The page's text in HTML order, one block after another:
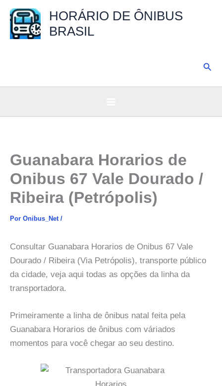
para
HORÁRIO DE ÔNIBUS
BRASIL
Guanabara Horarios de
Onibus 67 Vale Dourado /
Ribeira (Petrópolis)
Por Onibus_Net /
Consultar Guanabara Horarios de Onibus 67 Vale
Dourado / Ribeira (Via Petrópolis), transporte público
da cidade, veja aqui todas as opções da linha da
transportadora.
Primeiramente a linha de ônibus natal feita pela
Guanabara Horarios de ônibus com váriados
momentos para você chegar ao seu destino.